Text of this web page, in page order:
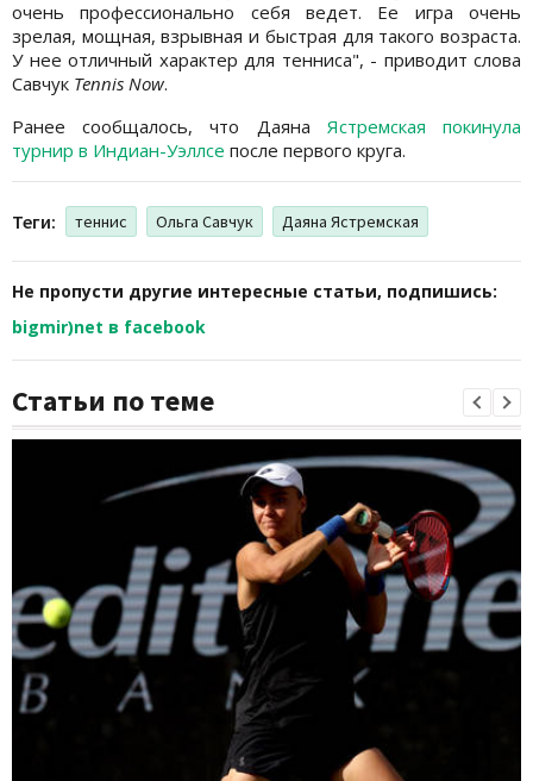
очень профессионально себя ведет. Ее игра очень
зрелая, мощная, взрывная и быстрая для такого возраста.
У нее отличный характер для тенниса", - приводит слова
Савчук Tennis Now.
Ранее сообщалось, что Даяна Ястремская покинула
турнир в Индиан-Уэллсе после первого круга.
Теги: теннис Ольга Савчук Даяна Ястремская
Не пропусти другие интересные статьи, подпишись:
bigmir)net в facebook
Статьи по теме